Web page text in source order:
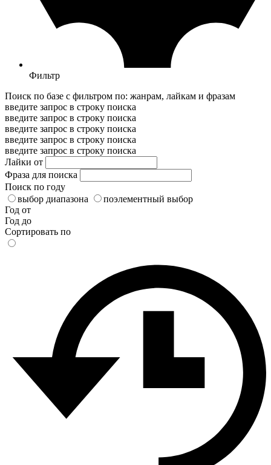
Фильтр
Поиск по базе с фильтром по: жанрам, лайкам и фразам
введите запрос в строку поиска
введите запрос в строку поиска
введите запрос в строку поиска
введите запрос в строку поиска
введите запрос в строку поиска
Лайки от
Фраза для поиска
Поиск по году
выбор диапазона
поэлементный выбор
Год от
Год до
Сортировать по